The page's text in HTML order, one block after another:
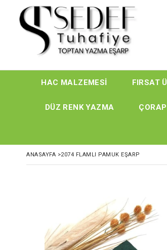
HAC MALZEMESİ FIRSAT
DÜZ RENK YAZMA ÇORAP
ANASAYFA >2074 FLAMLI PAMUK EŞARP